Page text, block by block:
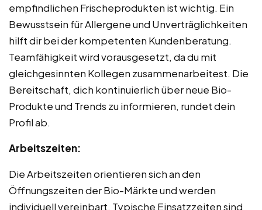
empfindlichen Frischeprodukten ist wichtig. Ein
Bewusstsein für Allergene und Unverträglichkeiten
hilft dir bei der kompetenten Kundenberatung.
Teamfähigkeit wird vorausgesetzt, da du mit
gleichgesinnten Kollegen zusammenarbeitest. Die
Bereitschaft, dich kontinuierlich über neue Bio-
Produkte und Trends zu informieren, rundet dein
Profil ab.
Arbeitszeiten:
Die Arbeitszeiten orientieren sich an den
Öffnungszeiten der Bio-Märkte und werden
individuell vereinbart. Typische Einsatzzeiten sind